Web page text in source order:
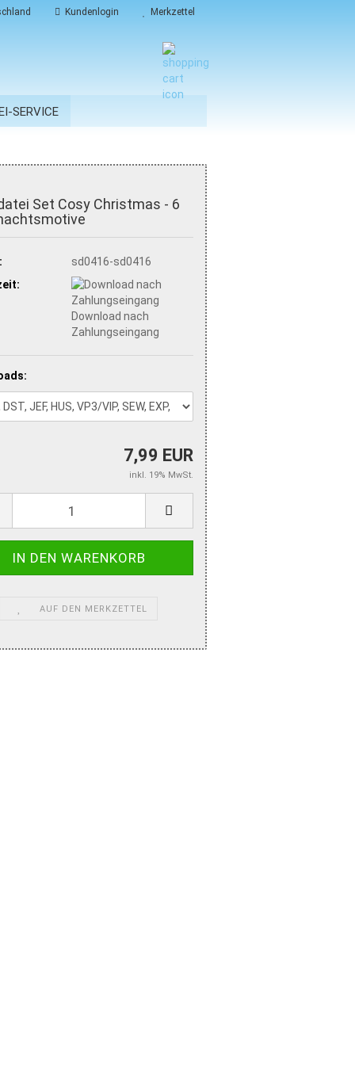
Kundenlogin Merkzettel
SERVICE
Set Cosy Christmas - 6
sd0416-sd0416
Download nach
Zahlungseingang
7,99 EUR
inkl. 19% MwSt.
AUF DEN MERKZETTEL